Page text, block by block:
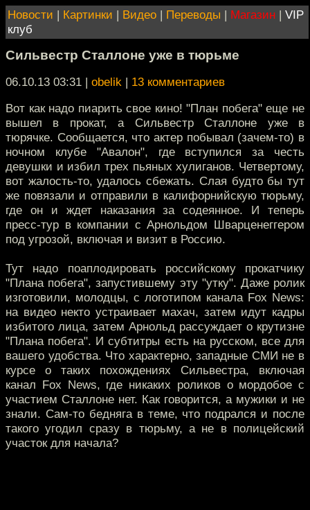
Новости | Картинки | Видео | Переводы | Магазин | VIP
клуб
Сильвестр Сталлоне уже в тюрьме
06.10.13 03:31 | obelik | 13 комментариев
Вот как надо пиарить свое кино! "План побега" еще не
вышел в прокат, а Сильвестр Сталлоне уже в
тюрячке. Сообщается, что актер побывал (зачем-то) в
ночном клубе "Авалон", где вступился за честь
девушки и избил трех пьяных хулиганов. Четвертому,
вот жалость-то, удалось сбежать. Слая будто бы тут
же повязали и отправили в калифорнийскую тюрьму,
где он и ждет наказания за содеянное. И теперь
пресс-тур в компании с Арнольдом Шварценеггером
под угрозой, включая и визит в Россию.
Тут надо поаплодировать российскому прокатчику
"Плана побега", запустившему эту "утку". Даже ролик
изготовили, молодцы, с логотипом канала Fox News:
на видео некто устраивает махач, затем идут кадры
избитого лица, затем Арнольд рассуждает о крутизне
"Плана побега". И субтитры есть на русском, все для
вашего удобства. Что характерно, западные СМИ не в
курсе о таких похождениях Сильвестра, включая
канал Fox News, где никаких роликов о мордобое с
участием Сталлоне нет. Как говорится, а мужики и не
знали. Сам-то бедняга в теме, что подрался и после
такого угодил сразу в тюрьму, а не в полицейский
участок для начала?